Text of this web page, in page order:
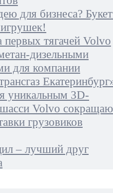
для бизнеса?
первых тягачей Volvo
дизельными
для компании
уникальным 3D-
Volvo
грузовиков
– лучший друг